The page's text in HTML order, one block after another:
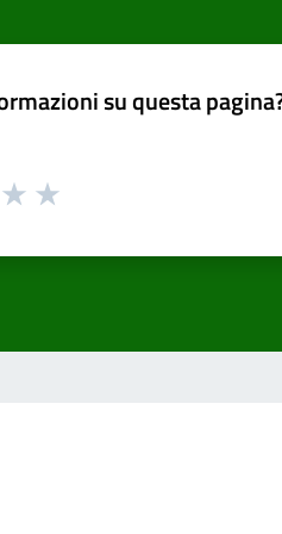
su questa